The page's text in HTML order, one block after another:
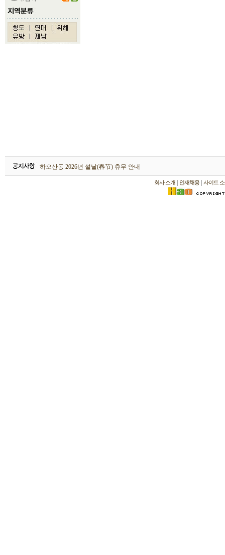
하오산동 2026년 설날(春节) 휴무 안내
[공지]하오산동 2024년노동절(劳动节) 휴무 안내
회사 소개 인재채용 사이트